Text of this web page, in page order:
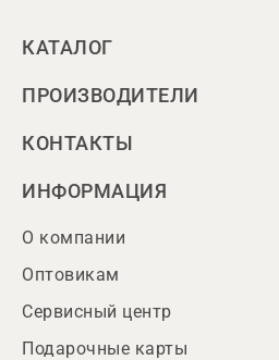
КАТАЛОГ
ПРОИЗВОДИТЕЛИ
КОНТАКТЫ
ИНФОРМАЦИЯ
О компании
Оптовикам
Сервисный центр
Подарочные карты